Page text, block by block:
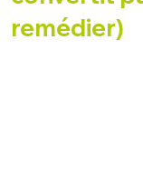
remédier)